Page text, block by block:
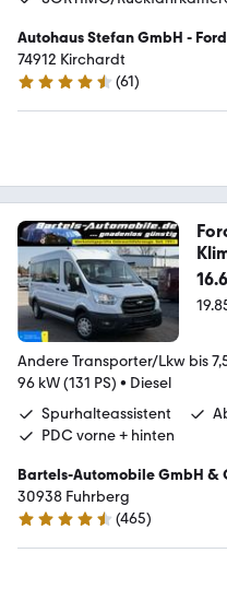
Autohaus Stefan GmbH -
74912 Kirchardt
4.7 Sterne
(61)
Andere Transporter/Lkw bis
96 kW (131 PS) • Diesel
Spurhalteassistent
PDC vorne + hinten
Bartels-Automobile GmbH &
30938 Fuhrberg
4.6 Sterne
(465)